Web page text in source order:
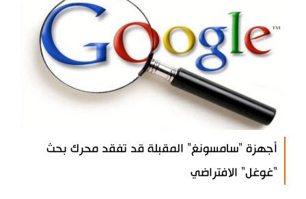
أجهزة "سامسونغ" المقبلة قد تفقد محرك بحث
"غوغل" الافتراضي